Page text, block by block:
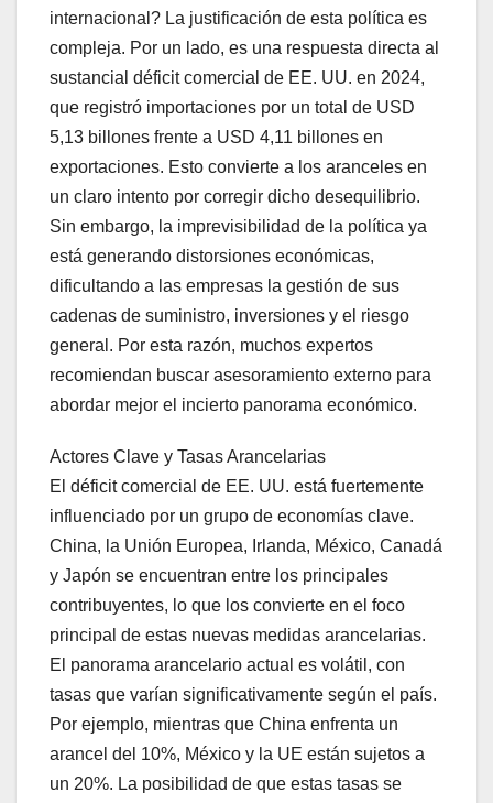
internacional? La justificación de esta política es
compleja. Por un lado, es una respuesta directa al
sustancial déficit comercial de EE. UU. en 2024,
que registró importaciones por un total de USD
5,13 billones frente a USD 4,11 billones en
exportaciones. Esto convierte a los aranceles en
un claro intento por corregir dicho desequilibrio.
Sin embargo, la imprevisibilidad de la política ya
está generando distorsiones económicas,
dificultando a las empresas la gestión de sus
cadenas de suministro, inversiones y el riesgo
general. Por esta razón, muchos expertos
recomiendan buscar asesoramiento externo para
abordar mejor el incierto panorama económico.
Actores Clave y Tasas Arancelarias
El déficit comercial de EE. UU. está fuertemente
influenciado por un grupo de economías clave.
China, la Unión Europea, Irlanda, México, Canadá
y Japón se encuentran entre los principales
contribuyentes, lo que los convierte en el foco
principal de estas nuevas medidas arancelarias.
El panorama arancelario actual es volátil, con
tasas que varían significativamente según el país.
Por ejemplo, mientras que China enfrenta un
arancel del 10%, México y la UE están sujetos a
un 20%. La posibilidad de que estas tasas se